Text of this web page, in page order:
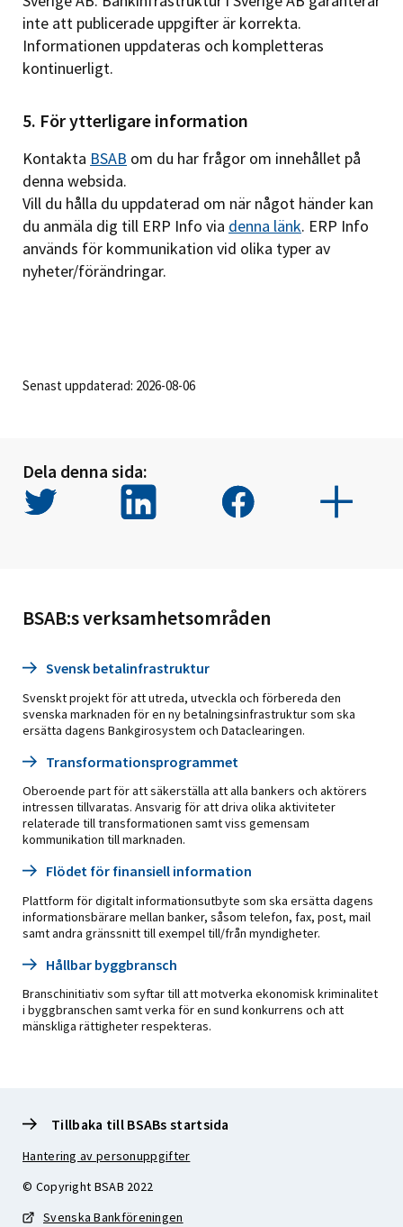
inte att publicerade uppgifter är korrekta.
Informationen uppdateras och kompletteras
kontinuerligt.
5. För ytterligare information
Kontakta BSAB om du har frågor om innehållet på
denna websida.
Vill du hålla du uppdaterad om när något händer kan
du anmäla dig till ERP Info via denna länk. ERP Info
används för kommunikation vid olika typer av
nyheter/förändringar.
Senast uppdaterad: 2026-08-06
Dela denna sida:
BSAB:s verksamhetsområden
Svensk betalinfrastruktur
Svenskt projekt för att utreda, utveckla och förbereda den
svenska marknaden för en ny betalningsinfrastruktur som ska
ersätta dagens Bankgirosystem och Dataclearingen.
Transformationsprogrammet
Oberoende part för att säkerställa att alla bankers och aktörers
intressen tillvaratas. Ansvarig för att driva olika aktiviteter
relaterade till transformationen samt viss gemensam
kommunikation till marknaden.
Flödet för finansiell information
Plattform för digitalt informationsutbyte som ska ersätta dagens
informationsbärare mellan banker, såsom telefon, fax, post, mail
samt andra gränssnitt till exempel till/från myndigheter.
Hållbar byggbransch
Branschinitiativ som syftar till att motverka ekonomisk kriminalitet
i byggbranschen samt verka för en sund konkurrens och att
mänskliga rättigheter respekteras.
Tillbaka till BSABs startsida
Hantering av personuppgifter
© Copyright BSAB 2022
Svenska Bankföreningen